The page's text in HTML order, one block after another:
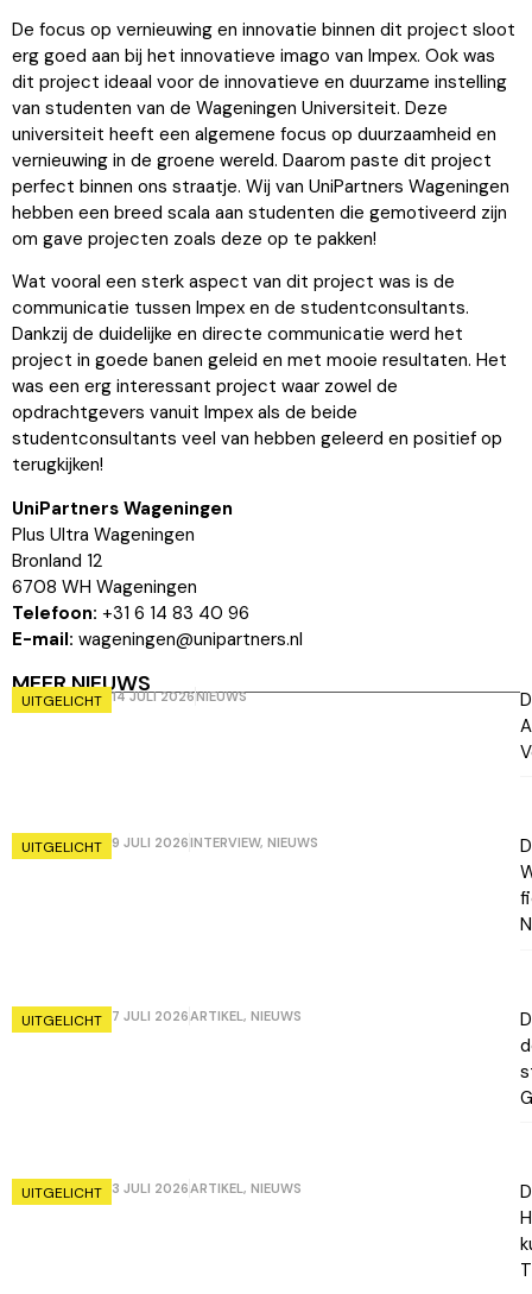
De focus op vernieuwing en innovatie binnen dit project sloot
erg goed aan bij het innovatieve imago van Impex. Ook was
dit project ideaal voor de innovatieve en duurzame instelling
van studenten van de Wageningen Universiteit. Deze
universiteit heeft een algemene focus op duurzaamheid en
vernieuwing in de groene wereld. Daarom paste dit project
perfect binnen ons straatje. Wij van UniPartners Wageningen
hebben een breed scala aan studenten die gemotiveerd zijn
om gave projecten zoals deze op te pakken!
Wat vooral een sterk aspect van dit project was is de
communicatie tussen Impex en de studentconsultants.
Dankzij de duidelijke en directe communicatie werd het
project in goede banen geleid en met mooie resultaten. Het
was een erg interessant project waar zowel de
opdrachtgevers vanuit Impex als de beide
studentconsultants veel van hebben geleerd en positief op
terugkijken!
UniPartners Wageningen
Plus Ultra Wageningen
Bronland 12
6708 WH Wageningen
Telefoon: +31 6 14 83 40 96
E-mail: wageningen@unipartners.nl
MEER NIEUWS
UITGELICHT 14 JULI 2026NIEUWS
UITGELICHT 9 JULI 2026INTERVIEW, NIEUWS
UITGELICHT 7 JULI 2026 ARTIKEL , NIEUWS
UITGELICHT 3 JULI 2026ARTIKEL, NIEUWS